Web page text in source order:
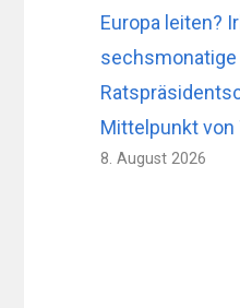
Europa leiten?
sechsmonatige
Mittelpunkt von
8. August 2026